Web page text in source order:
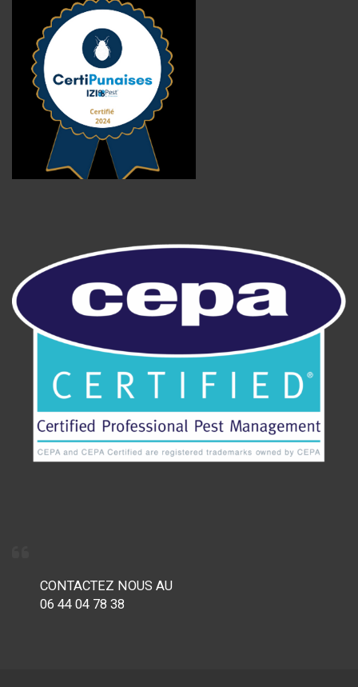
CONTACTEZ NOUS AU
06 44 04 78 38